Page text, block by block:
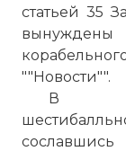
статьей 35
вынуждены
""Новости"".
В